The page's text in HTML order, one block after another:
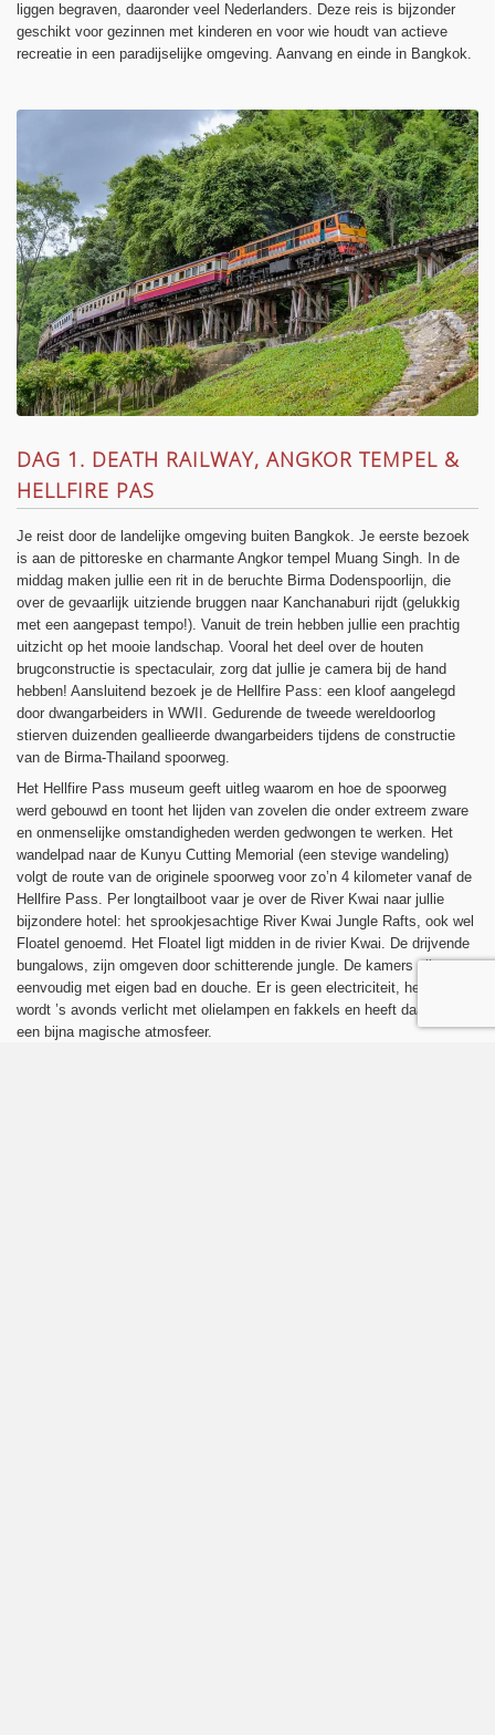
liggen begraven, daaronder veel Nederlanders. Deze reis is bijzonder
geschikt voor gezinnen met kinderen en voor wie houdt van actieve
recreatie in een paradijselijke omgeving. Aanvang en einde in Bangkok.
DAG 1. DEATH RAILWAY, ANGKOR TEMPEL &
HELLFIRE PAS
Je reist door de landelijke omgeving buiten Bangkok. Je eerste bezoek
is aan de pittoreske en charmante Angkor tempel Muang Singh. In de
middag maken jullie een rit in de beruchte Birma Dodenspoorlijn, die
over de gevaarlijk uitziende bruggen naar Kanchanaburi rijdt (gelukkig
met een aangepast tempo!). Vanuit de trein hebben jullie een prachtig
uitzicht op het mooie landschap. Vooral het deel over de houten
brugconstructie is spectaculair, zorg dat jullie je camera bij de hand
hebben! Aansluitend bezoek je de Hellfire Pass: een kloof aangelegd
door dwangarbeiders in WWII. Gedurende de tweede wereldoorlog
stierven duizenden geallieerde dwangarbeiders tijdens de constructie
van de Birma-Thailand spoorweg.
Het Hellfire Pass museum geeft uitleg waarom en hoe de spoorweg
werd gebouwd en toont het lijden van zovelen die onder extreem zware
en onmenselijke omstandigheden werden gedwongen te werken. Het
wandelpad naar de Kunyu Cutting Memorial (een stevige wandeling)
volgt de route van de originele spoorweg voor zo’n 4 kilometer vanaf de
Hellfire Pass. Per longtailboot vaar je over de River Kwai naar jullie
bijzondere hotel: het sprookjesachtige River Kwai Jungle Rafts, ook wel
Floatel genoemd. Het Floatel ligt midden in de rivier Kwai. De drijvende
bungalows, zijn omgeven door schitterende jungle. De kamers zijn
eenvoudig met eigen bad en douche. Er is geen electriciteit, het hotel
wordt ’s avonds verlicht met olielampen en fakkels en heeft daarmee
een bijna magische atmosfeer.